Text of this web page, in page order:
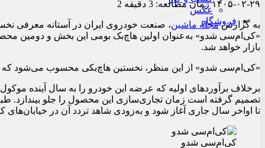
عکس
فروشگاه
۱۴۰۵-۰۲-۲۹زمان مطالعه: 3 دقیقه
به گزارش مجله ماشین، صنعت خودروی ایران در آستانه معرفی
«کی‌ام‌سی شدو» به‌عنوان اولین هاچ‌بک بومی این بخش و دومین
بازار خواهد شد.
«کی‌ام‌سی شدو» از این منظر، نخستین هاچ‌بکی محسوب می‌شود
برخلاف برآوردهای اولیه که عرضه این خودرو را به سال آینده
تصمیم گرفته است زمان تجاری‌سازی این محصول را جلو بیندازد.
تا اواخر سال جاری آغاز شود و به‌زودی شاهد تردد آن در خیابان‌های
کی‌ام‌سی شدو